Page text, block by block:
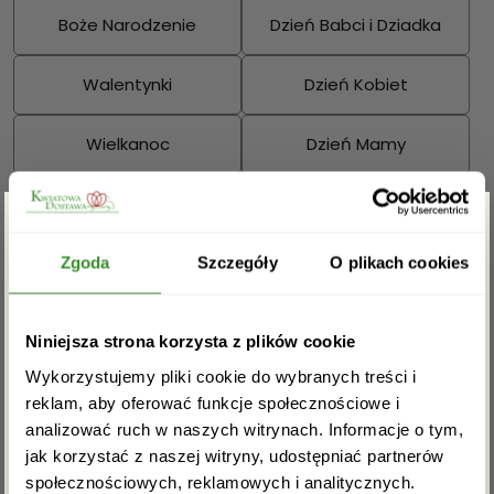
Zgoda Szczegóły O plikach cookies
Niniejsza strona korzysta z plików cookie
Wykorzystujemy pliki cookie do wybranych treści i
reklam, aby oferować funkcje społecznościowe i
analizować ruch w naszych witrynach. Informacje o tym,
jak korzystać z naszej witryny, udostępniać partnerów
społecznościowych, reklamowych i analitycznych.
Boże Narodzenie Dzień Babci i Dziadka
Walentynki Dzień Kobiet
Wielkanoc Dzień Mamy
Dzień Ojca
Sprawdź również:
Bukiety mieszane Kosze kwiatowe
Zgarnij rabat -5%
Zapisz się do newslettera i zgarnij
rabat na pierwsze zakupy!